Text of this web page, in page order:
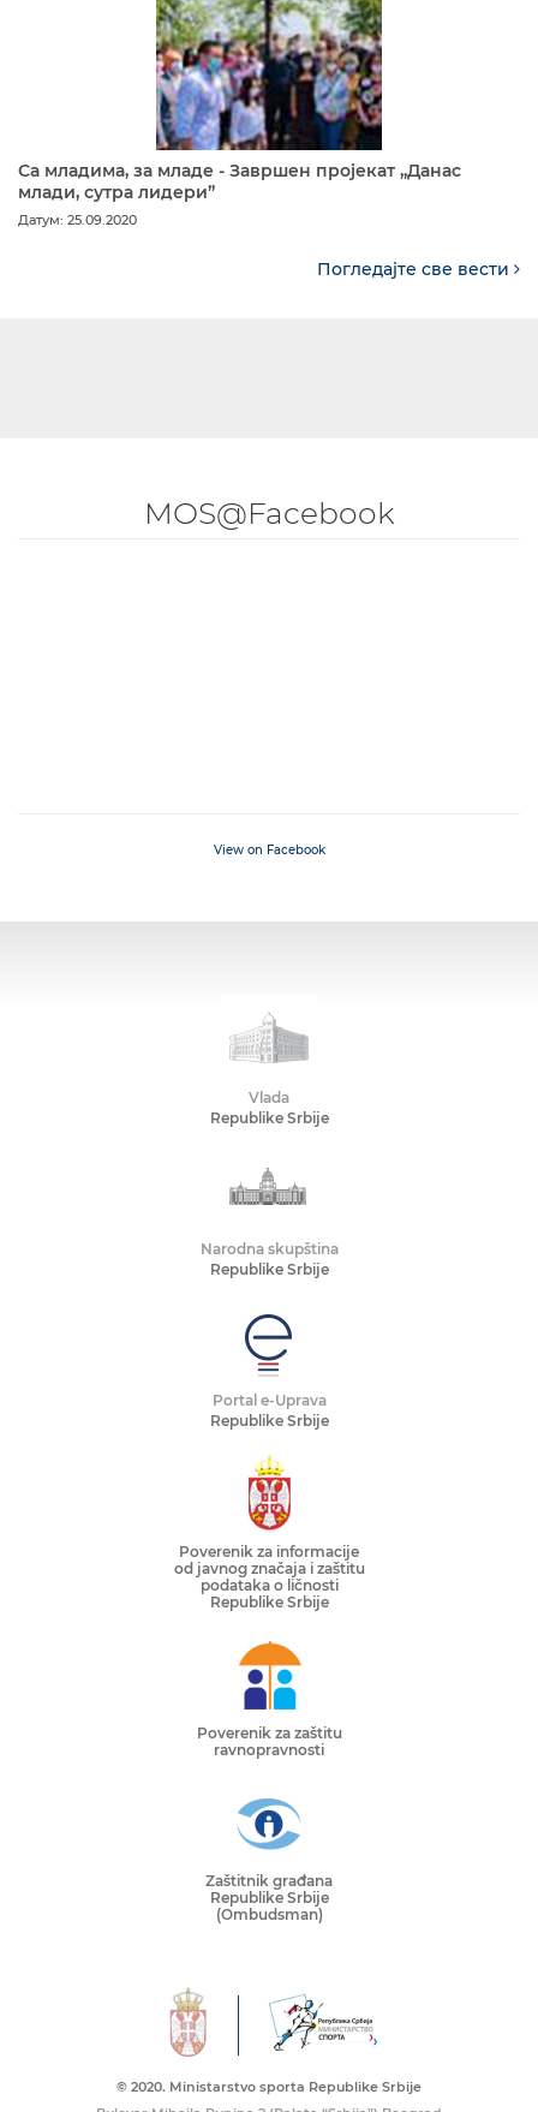
Са младима, за младе - Завршен пројекат „Данас
млади, сутра лидери”
Датум: 25.09.2020
Погледајте све вести
MOS@Facebook
View on Facebook
Vlada
Republike Srbije
Narodna skupština
Republike Srbije
Portal e-Uprava
Republike Srbije
Poverenik za informacije
od javnog značaja i zaštitu
podataka o ličnosti
Republike Srbije
Poverenik za zaštitu
ravnopravnosti
Zaštitnik građana
Republike Srbije
(Ombudsman)
© 2020. Ministarstvo sporta Republike Srbije